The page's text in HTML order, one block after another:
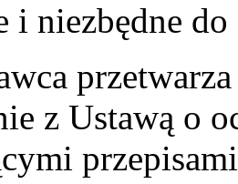
i niezbędne
z Ustawą o